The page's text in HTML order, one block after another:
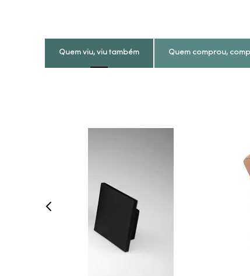
Quem viu, viu também Quem comprou,
COMPRAR AGORA
VEJA MAIS